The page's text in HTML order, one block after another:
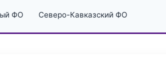
ФО Северо-Кавказский ФО